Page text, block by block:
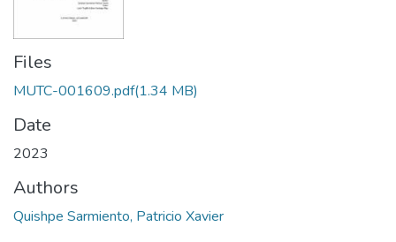
Files
MUTC-001609.pdf(1.34 MB)
Date
2023
Authors
Quishpe Sarmiento, Patricio Xavier